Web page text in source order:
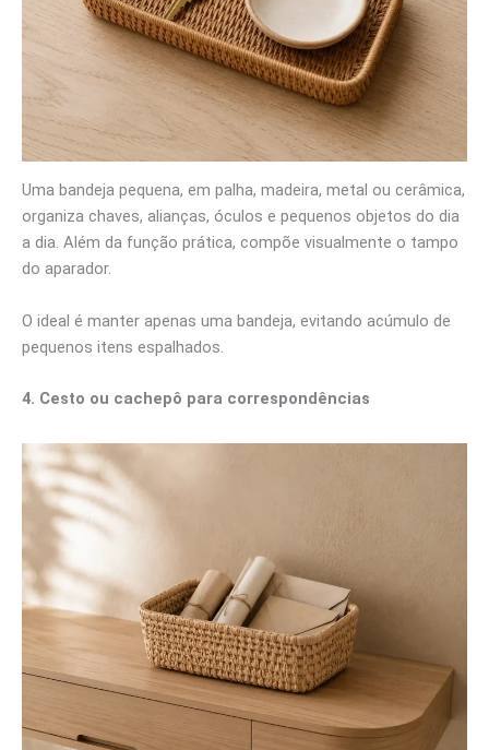
Uma bandeja pequena, em palha, madeira, metal ou cerâmica,
organiza chaves, alianças, óculos e pequenos objetos do dia
a dia. Além da função prática, compõe visualmente o tampo
do aparador.
O ideal é manter apenas uma bandeja, evitando acúmulo de
pequenos itens espalhados.
4. Cesto ou cachepô para correspondências